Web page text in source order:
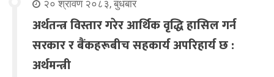
२० श्रावण २०८३, बुधबार
अर्थतन्त्र विस्तार गरेर आर्थिक वृद्धि हासिल गर्न
सरकार र बैंकहरूबीच सहकार्य अपरिहार्य छ :
अर्थमन्त्री